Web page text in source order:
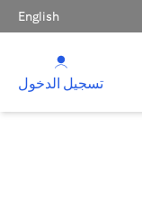
English
تسجيل الدخول